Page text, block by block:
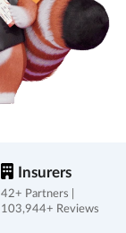
Insurers
42+ Partners |
103,944+ Reviews